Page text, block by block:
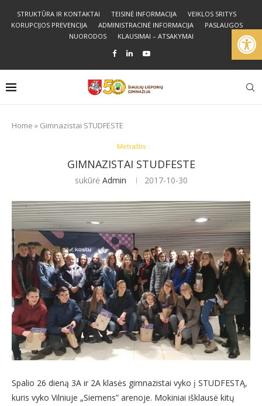
STRUKTŪRA IR KONTAKTAI TEISINĖ INFORMACIJA
VEIKLOS SRITYS
KORUPCIJOS PREVENCIJA
ADMINISTRACINĖ INFORMACIJA
PASLAUGOS
NUORODOS
KLAUSIMAI – ATSAKYMAI
Home » Gimnazistai STUDFESTE
Metraštis
GIMNAZISTAI STUDFESTE
sukūrė Admin 2017-10-30
Spalio 26 dieną 3A ir 2A klasės gimnazistai vyko į STUDFESTĄ,
kuris vyko Vilniuje „Siemens” arenoje. Mokiniai išklausė kitų